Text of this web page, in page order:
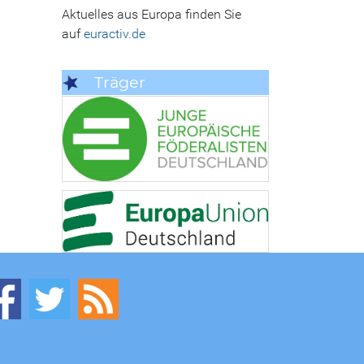
Aktuelles aus Europa finden Sie
aufeuractiv.de
Träger